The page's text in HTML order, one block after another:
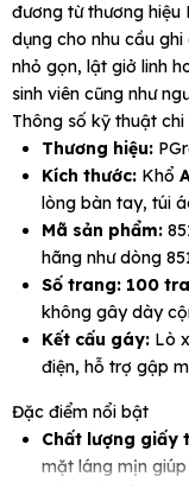
đương từ thương hiệu
dụng cho nhu cầu
nhỏ gọn, lật giở linh
sinh viên cũng như
Thông số kỹ thuật chi
Thương hiệu:
Kích thước: Khổ
lòng bàn tay, túi
Mã sản phẩm:
hãng như dòng
Số trang: 100
không gây dày
Kết cấu gáy: Lò
điện, hỗ trợ gập
Đặc điểm nổi bật
Chất lượng giấy
mặt láng mịn